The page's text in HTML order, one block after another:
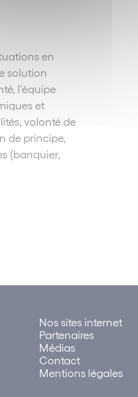
en
solution
l’équipe
et
volonté de
de principe,
(banquier,
Nos sites internet
Partenaires
Médias
Contact
Mentions légales